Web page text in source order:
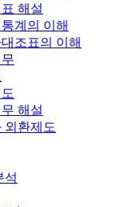
해설
계의 이해
조표의 이해
해설
외환제도
석